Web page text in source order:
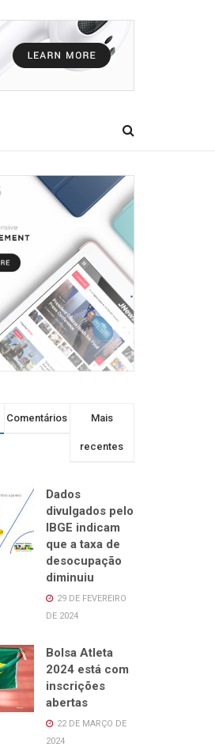
Comentários Mais
recentes
Dados
divulgados pelo
IBGE indicam
que a taxa de
desocupação
diminuiu
29 DE FEVEREIRO
DE 2024
Bolsa Atleta
2024 está com
inscrições
abertas
22 DE MARÇO DE
2024